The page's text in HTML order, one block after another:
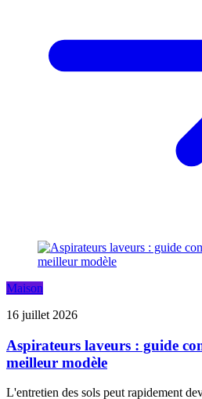
Maison
16 juillet 2026
Aspirateurs laveurs : guide
meilleur modèle
L'entretien des sols peut rapidement